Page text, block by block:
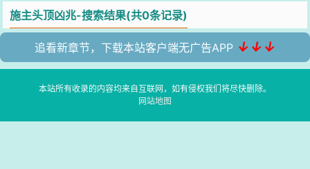
施主头顶凶兆-搜索结果(共0条记录)
追看新章节，下载本站客户端无广告APP ↓↓↓
本站所有收录的内容均来自互联网，如有侵权我们将尽快删除。
网站地图